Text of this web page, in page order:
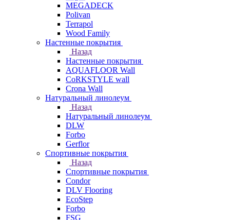
MEGADECK
Polivan
Terrapol
Wood Family
Настенные покрытия
Назад
Настенные покрытия
AQUAFLOOR Wall
CoRKSTYLE wall
Crona Wall
Натуральный линолеум
Назад
Натуральный линолеум
DLW
Forbo
Gerflor
Спортивные покрытия
Назад
Спортивные покрытия
Condor
DLV Flooring
EcoStep
Forbo
FSG